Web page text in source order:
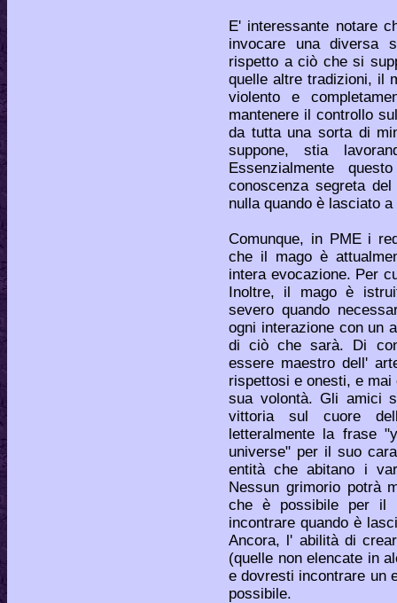
E' interessante notare
invocare una diversa
rispetto a ciò che si
quelle altre tradizioni, il
violento e
mantenere il controllo
da tutta una sorta di
suppone, stia
Essenzialmente
conoscenza segreta
nulla quando è lasciato
Comunque, in PME i
che il mago è
intera evocazione. Per
Inoltre, il mago è
severo quando
ogni interazione con un
di ciò che sarà. Di
essere maestro dell'
rispettosi e onesti, e
sua volontà. Gli amici
vittoria sul cuore
letteralmente la frase
universe" per il suo
entità che abitano i
Nessun grimorio potrà
che è possibile per il
incontrare quando è
Ancora, l' abilità di
(quelle non elencate in
e dovresti incontrare un
possibile.